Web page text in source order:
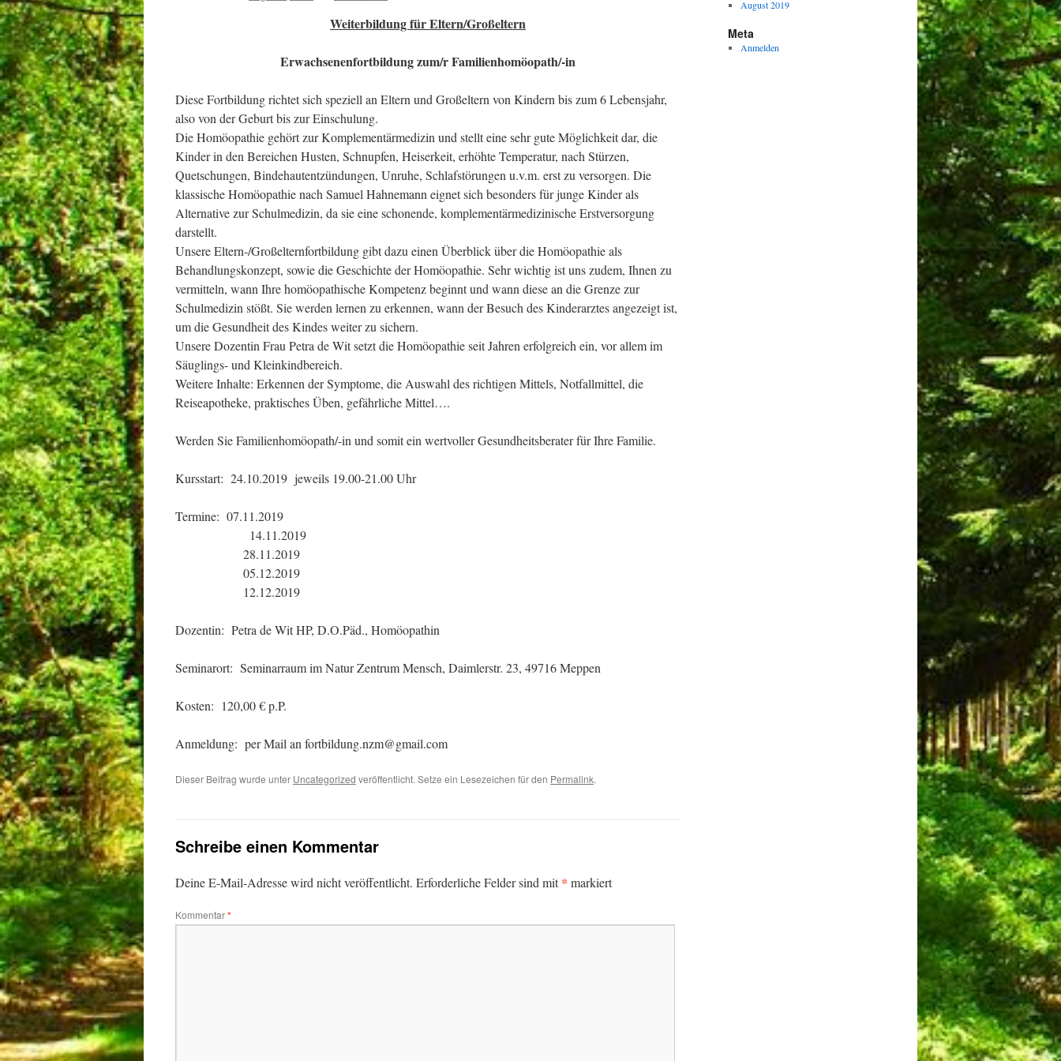
Weiterbildung für Eltern/Großeltern
Erwachsenenfortbildung zum/rFamilienhomöopath/-in
Diese Fortbildung richtet sich speziell an Eltern und Großeltern von Kindern bis zum 6 Lebensjahr,
also von der Geburt bis zur Einschulung.
Die Homöopathie gehört zur Komplementärmedizin und stellt eine sehr gute Möglichkeit dar, die
Kinder in den Bereichen Husten, Schnupfen, Heiserkeit, erhöhte Temperatur, nach Stürzen,
Quetschungen, Bindehautentzündungen, Unruhe, Schlafstörungen u.v.m. erst zu versorgen. Die
klassische Homöopathie nach Samuel Hahnemann eignet sich besonders für junge Kinder als
Alternative zur Schulmedizin, da sie eine schonende, komplementärmedizinische Erstversorgung
darstellt.
Unsere Eltern-/Großelternfortbildung gibt dazu einen Überblick über die Homöopathie als
Behandlungskonzept, sowie die Geschichte der Homöopathie. Sehr wichtig ist uns zudem, Ihnen zu
vermitteln, wann Ihre homöopathische Kompetenz beginnt und wann diese an die Grenze zur
Schulmedizin stößt. Sie werden lernen zu erkennen, wann der Besuch des Kinderarztes angezeigt ist,
um die Gesundheit des Kindes weiter zu sichern.
Unsere Dozentin Frau Petra de Wit setzt die Homöopathie seit Jahren erfolgreich ein, vor allem im
Säuglings- und Kleinkindbereich.
Weitere Inhalte: Erkennen der Symptome, die Auswahl des richtigen Mittels, Notfallmittel, die
Reiseapotheke, praktisches Üben, gefährliche Mittel….
Werden Sie Familienhomöopath/-in und somit ein wertvoller Gesundheitsberater für Ihre Familie.
Kursstart: 24.10.2019 jeweils 19.00-21.00 Uhr
Termine: 07.11.2019
14.11.2019
28.11.2019
05.12.2019
12.12.2019
Dozentin: Petra de Wit HP, D.O.Päd., Homöopathin
Seminarort: Seminarraum im Natur Zentrum Mensch, Daimlerstr. 23, 49716 Meppen
Kosten: 120,00 € p.P.
Anmeldung: per Mail an fortbildung.nzm@gmail.com
Dieser Beitrag wurde unter Uncategorized veröffentlicht. Setze ein Lesezeichen für den Permalink.
Schreibe einen Kommentar
Deine E-Mail-Adresse wird nicht veröffentlicht. Erforderliche Felder sind mit* markiert
Kommentar*
August 2019
Meta
Anmelden